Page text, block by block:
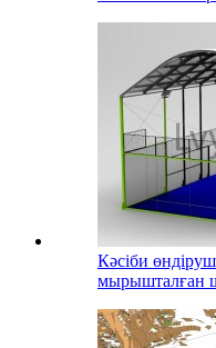
Кәсіби
мырышталған